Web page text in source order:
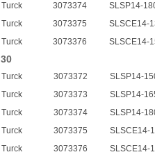
Turck
3073374
SLSP14-
Turck
3073375
SLSCE14-
Turck
3073376 SLSCE14-
30
Turck 3073372
SLSP14-
Turck
3073373
SLSP14-
Turck
3073374
SLSP14-
Turck
3073375
SLSCE14-
Turck
3073376
SLSCE14-